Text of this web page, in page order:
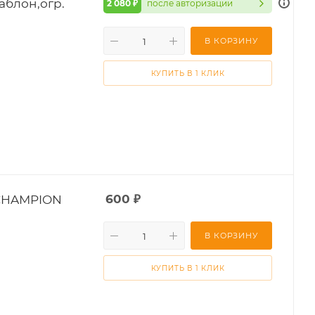
2 080 ₽ после авторизации
В КОРЗИНУ
КУПИТЬ В 1 КЛИК
600 ₽
В КОРЗИНУ
КУПИТЬ В 1 КЛИК